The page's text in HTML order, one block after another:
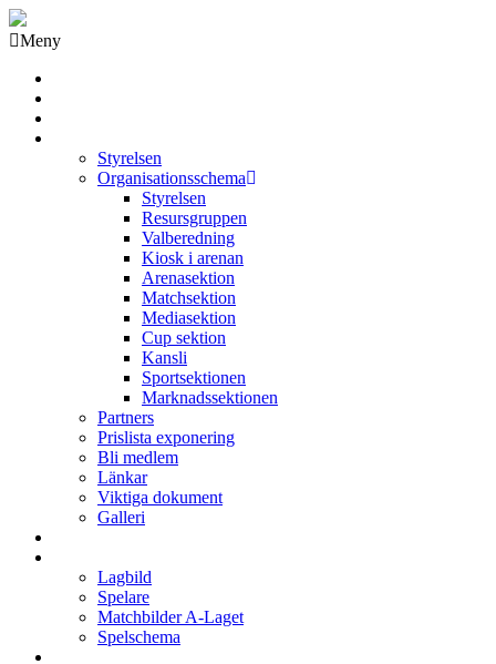
Meny
Styrelsen
Organisationsschema
Styrelsen
Resursgruppen
Valberedning
Kiosk i arenan
Arenasektion
Matchsektion
Mediasektion
Cup sektion
Kansli
Sportsektionen
Marknadssektionen
Partners
Prislista exponering
Bli medlem
Länkar
Viktiga dokument
Galleri
Lagbild
Spelare
Matchbilder A-Laget
Spelschema